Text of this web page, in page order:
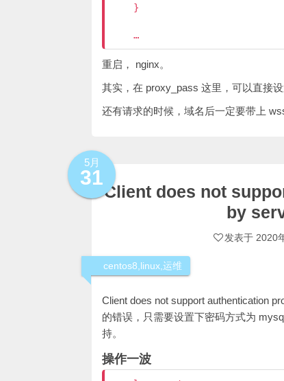
    }
重启， nginx。
其实，在 proxy_pass 这里，可以直接
还有请求的时候，域名后一定要带上
5月
31
Client does not
by
发表于 2020
centos8 linux ,运维
Client does not support authentication
的错误，只需要设置下密码方式为
持。
操作一波